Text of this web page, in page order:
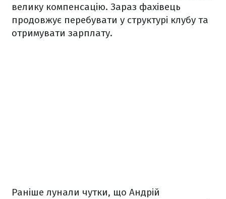
велику компенсацію. Зараз фахівець
продовжує перебувати у структурі клубу та
отримувати зарплату.
Раніше лунали чутки, що Андрій